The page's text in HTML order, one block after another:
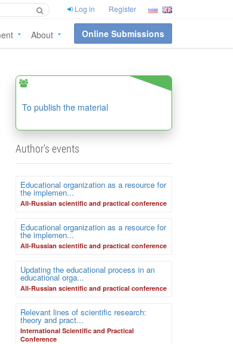
Log in Register
About Online Submissions
To publish the material
Author's events
Educational organization as a resource for
the implemen...
Аll-Russian scientific and practical conference
Educational organization as a resource for
the implemen...
Аll-Russian scientific and practical conference
Updating the educational process in an
educational orga...
Аll-Russian scientific and practical conference
Relevant lines of scientific research:
theory and pract...
International Scientific and Practical
Conference